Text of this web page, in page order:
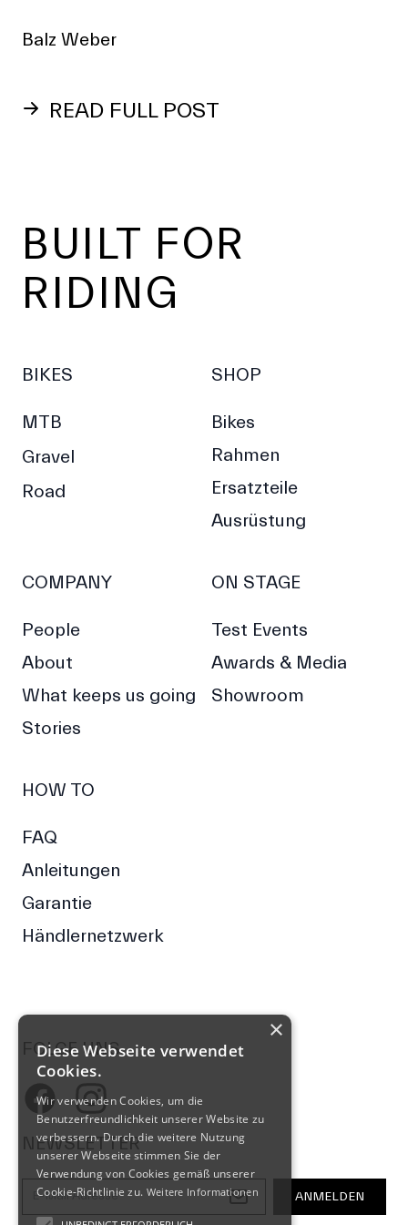
Balz Weber
READ FULL POST
BUILT FOR
RIDING
BIKES
MTB
Gravel
Road
SHOP
Bikes
Rahmen
Ersatzteile
Ausrüstung
COMPANY
People
About
What keeps us going
Stories
ON STAGE
Test Events
Awards & Media
Showroom
HOW TO
FAQ
Anleitungen
Garantie
Händlernetzwerk
FOLGE UNS
FacebookInstagram
NEWSLETTER
E-Mail-Adresse ANMELDEN
×
Diese Webseite verwendet
Cookies.
Wir verwenden Cookies, um die
Benutzerfreundlichkeit unserer Website zu
verbessern. Durch die weitere Nutzung
unserer Webseite stimmen Sie der
Verwendung von Cookies gemäß unserer
Cookie-Richtlinie zu. Weitere Informationen